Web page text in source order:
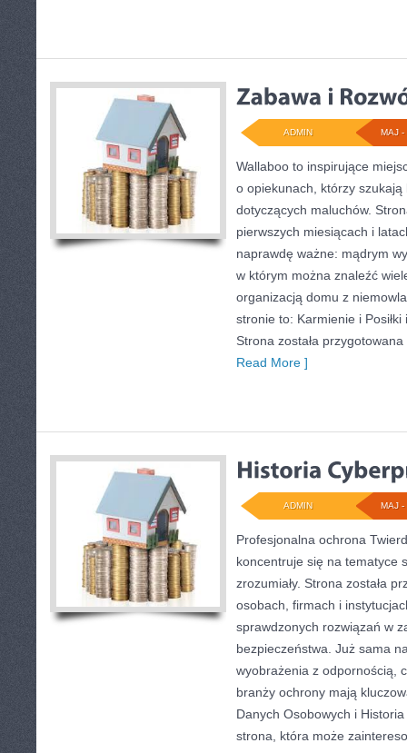
MAJ -
ADMIN
Wallaboo to inspirujące
o opiekunach, którzy
dotyczących maluchów.
pierwszych miesiącach i
naprawdę ważne: mądrym
w którym można znaleźć
organizacją domu z
stronie to: Karmienie i
Strona została
Read More ]
MAJ -
ADMIN
Profesjonalna ochrona
koncentruje się na tematyce
zrozumiały. Strona została
osobach, firmach i
sprawdzonych rozwiązań w
bezpieczeństwa. Już sama
wyobrażenia z odpornością,
branży ochrony mają
Danych Osobowych i
strona, która może